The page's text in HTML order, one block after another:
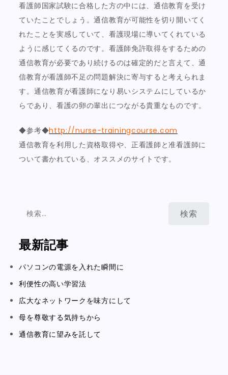
看護師国家試験に合格した方の中には、通信教育を受け
ていたことでしょう。通信教育が可能性を切り開いてく
れたことを実感していて、看護現場に導いてくれている
ように感じてくるのです。看護師免許取得をするための
通信教育が必要であり続けるのは確定的だと言えて、通
信教育が看護師不足の問題解決に寄与すると考えられま
す。通信教育が看護師になり易いシステムにしているか
らであり、看護の卵の輩出につながる貴重なものです。
◆参考◆http://nurse-trainingcourse.com
通信教育を利用した資格取得や、正看護師と准看護師に
ついて書かれている、オススメのサイトです。
最新記事
パソコンの電源を入れた瞬間に
利便性の高い学習法
広大なネットワークを味方にして
母を尊敬する気持ちから
通信教育に望みを託して